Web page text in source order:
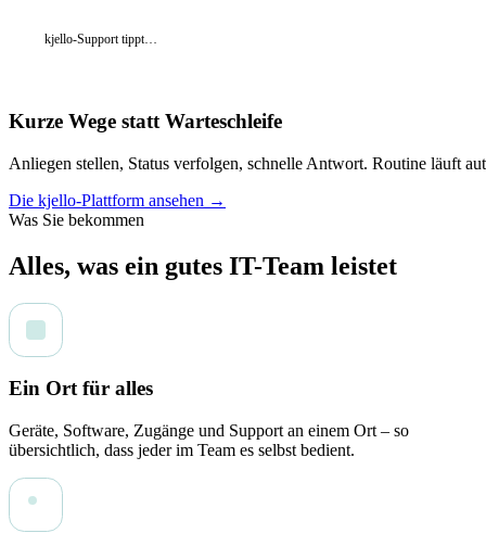
Kurze Wege statt Warteschleife
Anliegen stellen, Status verfolgen, schnelle Antwort. Routine läuft
Die kjello-Plattform ansehen →
kjello-Support tippt…
Was Sie bekommen
Alles, was ein gutes IT-Team leistet
Ein Ort für alles
Geräte, Software, Zugänge und Support an einem Ort – so
übersichtlich, dass jeder im Team es selbst bedient.